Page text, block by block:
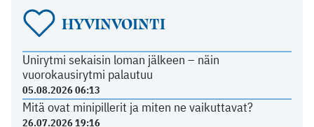
HYVINVOINTI
Unirytmi sekaisin loman jälkeen – näin
vuorokausirytmi palautuu
05.08.2026 06:13
Mitä ovat minipillerit ja miten ne vaikuttavat?
26.07.2026 19:16